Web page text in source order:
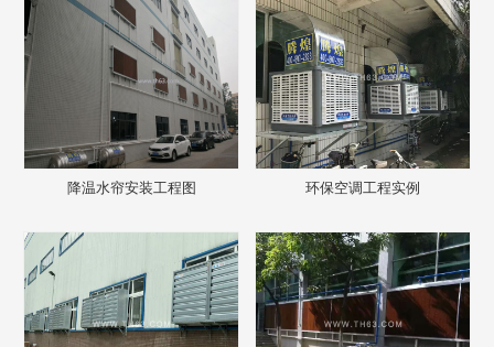
降温水帘安装工程图 环保空调工程实例